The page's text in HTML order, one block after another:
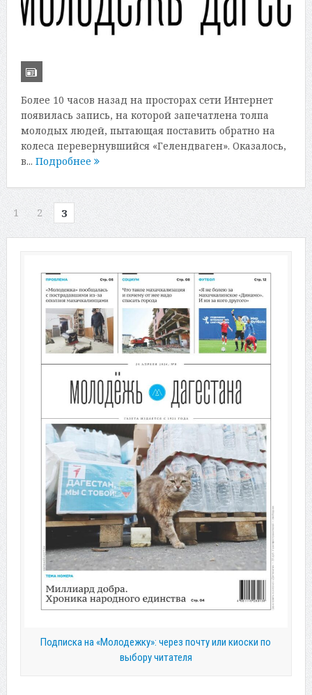
Более 10 часов назад на просторах сети Интернет
появилась запись, на которой запечатлена толпа
молодых людей, пытающая поставить обратно на
колеса перевернувшийся «Гелендваген». Оказалось,
в... Подробнее
1 2 3
Подписка на «Молодежку»: через почту или киоски по
выбору читателя